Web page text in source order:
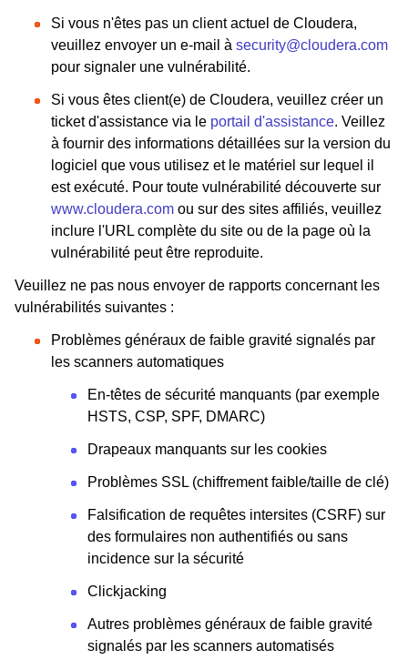
Si vous n'êtes pas un client actuel de Cloudera,
veuillez envoyer un e-mail à security@cloudera.com
pour signaler une vulnérabilité.
Si vous êtes client(e) de Cloudera, veuillez créer un
ticket d'assistance via le portail d'assistance. Veillez
à fournir des informations détaillées sur la version du
logiciel que vous utilisez et le matériel sur lequel il
est exécuté. Pour toute vulnérabilité découverte sur
www.cloudera.com ou sur des sites affiliés, veuillez
inclure l'URL complète du site ou de la page où la
vulnérabilité peut être reproduite.
Veuillez ne pas nous envoyer de rapports concernant les
vulnérabilités suivantes :
Problèmes généraux de faible gravité signalés par
les scanners automatiques
En-têtes de sécurité manquants (par exemple
HSTS, CSP, SPF, DMARC)
Drapeaux manquants sur les cookies
Problèmes SSL (chiffrement faible/taille de clé)
Falsification de requêtes intersites (CSRF) sur
des formulaires non authentifiés ou sans
incidence sur la sécurité
Clickjacking
Autres problèmes généraux de faible gravité
signalés par les scanners automatisés